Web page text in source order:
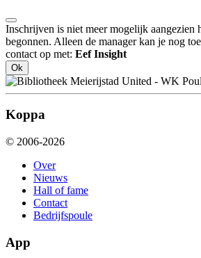
Inschrijven is niet meer mogelijk aangezien
begonnen. Alleen de manager kan je nog
contact op met: Eef Insight
Ok
Koppa
© 2006-2026
Over
Nieuws
Hall of fame
Contact
Bedrijfspoule
App